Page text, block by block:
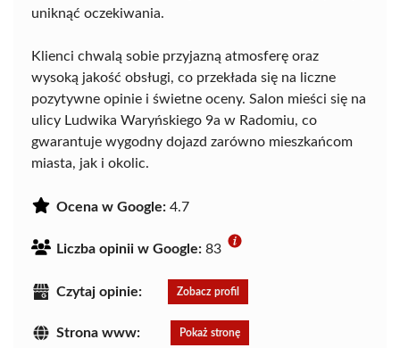
uniknąć oczekiwania.
Klienci chwalą sobie przyjazną atmosferę oraz
wysoką jakość obsługi, co przekłada się na liczne
pozytywne opinie i świetne oceny. Salon mieści się na
ulicy Ludwika Waryńskiego 9a w Radomiu, co
gwarantuje wygodny dojazd zarówno mieszkańcom
miasta, jak i okolic.
Ocena w Google: 4.7
Liczba opinii w Google: 83
Czytaj opinie: Zobacz profil
Strona www: Pokaż stronę